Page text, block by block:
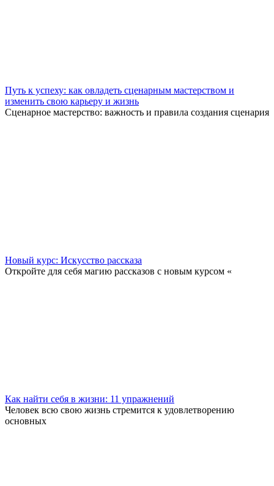
Путь к успеху: как овладеть сценарным мастерством и
изменить свою карьеру и жизнь
Сценарное мастерство: важность и правила создания сценария
Новый курс: Искусство рассказа
Откройте для себя магию рассказов с новым курсом «
Как найти себя в жизни: 11 упражнений
Человек всю свою жизнь стремится к удовлетворению
основных